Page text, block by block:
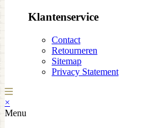
Klantenservice
Contact
Retourneren
Sitemap
Privacy Statement
×
Menu